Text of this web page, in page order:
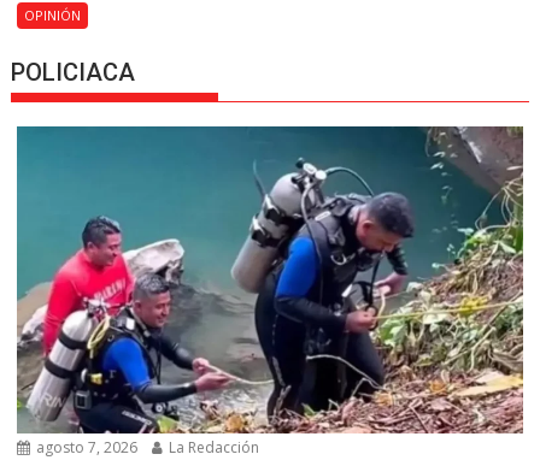
OPINIÓN
POLICIACA
agosto 7, 2026 La Redacción